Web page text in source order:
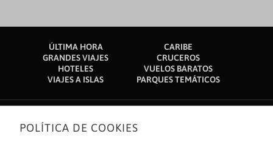
ÚLTIMA HORA
CARIBE
GRANDES VIAJES
CRUCEROS
HOTELES
VUELOS BARATOS
VIAJES A ISLAS
PARQUES TEMÁTICOS
Sobre nosotros
POLÍTICA DE COOKIES